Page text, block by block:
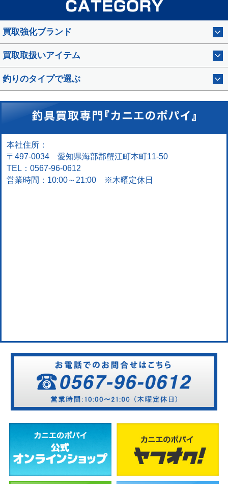
買取強化ブランド
買取取扱いアイテム
釣りのタイプで選ぶ
本社住所：
〒497-0034 愛知県海部郡蟹江町本町11-50
TEL：0567-96-0612
営業時間：10:00～21:00 ※木曜定休日